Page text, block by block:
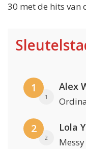
30 met de hits van
1
1
Alex
2
2
Lola
Messy